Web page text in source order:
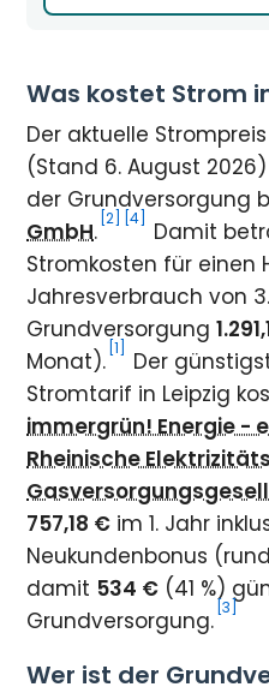
Was kostet Strom
Der aktuelle
(Stand 6. August 2026)
der Grundversorgung
GmbH. [2] [4]
Damit
Stromkosten für einen
Jahresverbrauch von
Grundversorgung
Monat). [1]
Der
Stromtarif in Leipzig
immergrün! Energie -
Rheinische
757,18 € im 1. Jahr
Neukundenbonus
damit 534 € (41 %)
Grundversorgung. [3]
Wer ist der